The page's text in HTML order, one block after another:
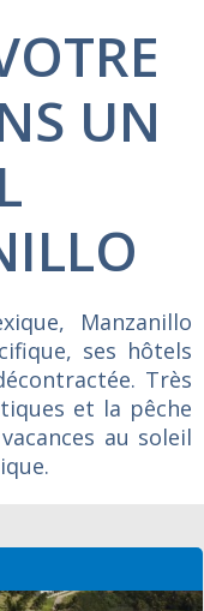
UN
Manzanillo
ses hôtels
Très
et la pêche
au soleil